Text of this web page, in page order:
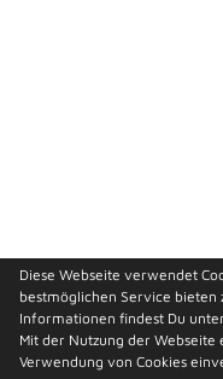
Diese Webseite verwendet
bestmöglichen Service bieten
Informationen findest Du unter
Mit der Nutzung der Webseite
Verwendung von Cookies